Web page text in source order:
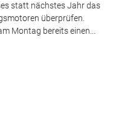
statt nächstes Jahr das
überprüfen.
Montag bereits einen...